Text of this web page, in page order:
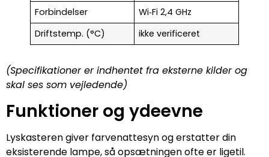
Forbindelser
Wi‑Fi 2,4 GHz
Driftstemp. (°C)
ikke verificeret
(Specifikationer er indhentet fra eksterne kilder og
skal ses som vejledende)
Funktioner og ydeevne
Lyskasteren giver farvenattesyn og erstatter din
eksisterende lampe, så opsætningen ofte er ligetil.